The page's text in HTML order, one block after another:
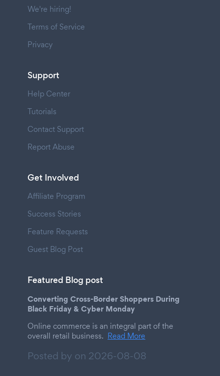
We're hiring!
Terms of Service
Privacy
Support
Help Center
Tutorials
Contact Support
Report Abuse
Get Involved
Affiliate Program
Success Stories
Feature Requests
Guest Blog Post
Featured Blog post
Converting Cross-Border Shoppers During
Black Friday & Cyber Monday
Online commerce is an integral part of the
overall retail business. Read More
Posted by on 2026-08-08